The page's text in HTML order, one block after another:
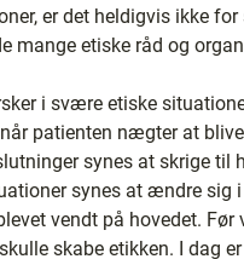
er det heldigvis ikke for
mange etiske råd og
i svære etiske
patienten nægter at
synes at skrige til
synes at ændre sig i
vendt på hovedet. Før
skabe etikken. I dag